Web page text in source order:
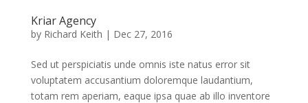
Kriar Agency
by Richard Keith | Dec 27, 2016
Sed ut perspiciatis unde omnis iste natus error sit
voluptatem accusantium doloremque laudantium,
totam rem aperiam, eaque ipsa quae ab illo inventore